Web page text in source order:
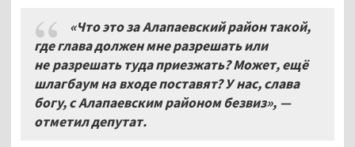
«Что это за Алапаевский район такой,
где глава должен мне разрешать или
не разрешать туда приезжать? Может, ещё
шлагбаум на входе поставят? У нас, слава
богу, с Алапаевским районом безвиз», —
отметил депутат.